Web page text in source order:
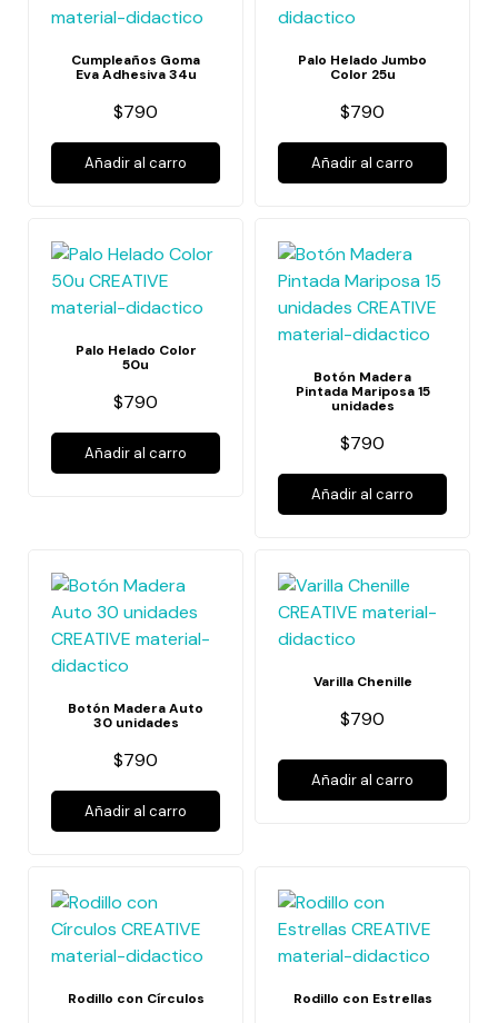
Cumpleaños Goma
Eva Adhesiva 34u
$790
Añadir al carro
Palo Helado Jumbo
Color 25u
$790
Añadir al carro
Palo Helado Color
50u
$790
Añadir al carro
Botón Madera
Pintada Mariposa 15
unidades
$790
Añadir al carro
Botón Madera Auto
30 unidades
$790
Añadir al carro
Varilla Chenille
$790
Añadir al carro
Rodillo con Círculos Rodillo con Estrellas